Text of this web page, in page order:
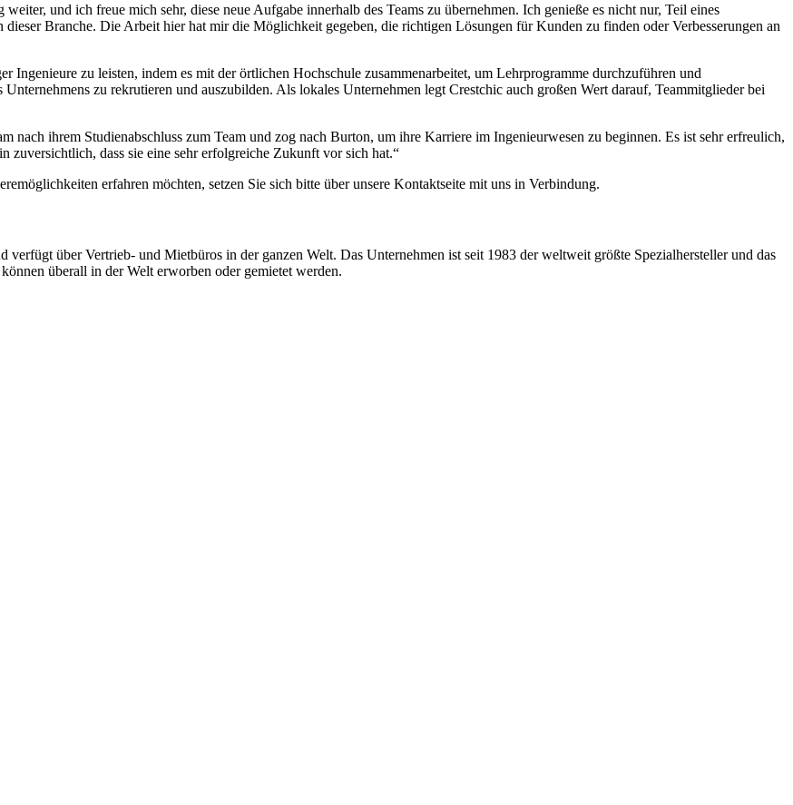
und ich freue mich sehr, diese neue Aufgabe innerhalb des Teams zu übernehmen. Ich genieße es nicht nur, Teil eines
dieser Branche. Die Arbeit hier hat mir die Möglichkeit gegeben, die richtigen Lösungen für Kunden zu finden oder Verbesserungen an
Ingenieure zu leisten, indem es mit der örtlichen Hochschule zusammenarbeitet, um Lehrprogramme durchzuführen und
zu rekrutieren und auszubilden. Als lokales Unternehmen legt Crestchic auch großen Wert darauf, Teammitglieder bei
nach ihrem Studienabschluss zum Team und zog nach Burton, um ihre Karriere im Ingenieurwesen zu beginnen. Es ist sehr erfreulich,
zuversichtlich, dass sie eine sehr erfolgreiche Zukunft vor sich hat.“
erfahren möchten, setzen Sie sich bitte über unsere Kontaktseite mit uns in Verbindung.
über Vertrieb- und Mietbüros in der ganzen Welt. Das Unternehmen ist seit 1983 der weltweit größte Spezialhersteller und das
überall in der Welt erworben oder gemietet werden.